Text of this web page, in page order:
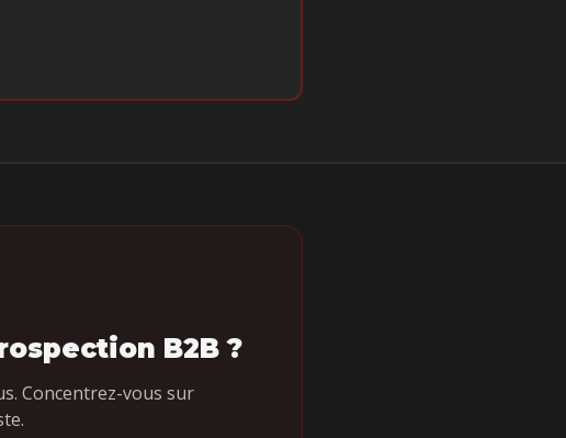
B2B ?
Concentrez-vous sur